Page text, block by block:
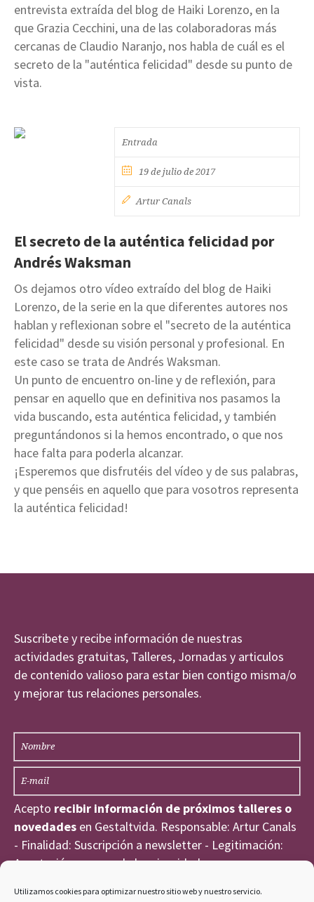
Utilizamos cookies para optimizar nuestro sitio web y nuestro servicio.
entrevista extraída del blog de Haiki Lorenzo, en la
que Grazia Cecchini, una de las colaboradoras más
cercanas de Claudio Naranjo, nos habla de cuál es el
secreto de la "auténtica felicidad" desde su punto de
vista.
Entrada
19 de julio de 2017
Artur Canals
El secreto de la auténtica felicidad por
Andrés Waksman
Os dejamos otro vídeo extraído del blog de Haiki
Lorenzo, de la serie en la que diferentes autores nos
hablan y reflexionan sobre el "secreto de la auténtica
felicidad" desde su visión personal y profesional. En
este caso se trata de Andrés Waksman.
Un punto de encuentro on-line y de reflexión, para
pensar en aquello que en definitiva nos pasamos la
vida buscando, esta auténtica felicidad, y también
preguntándonos si la hemos encontrado, o que nos
hace falta para poderla alcanzar.
¡Esperemos que disfrutéis del vídeo y de sus palabras,
y que penséis en aquello que para vosotros representa
la auténtica felicidad!
Suscribete y recibe información de nuestras
actividades gratuitas, Talleres, Jornadas y articulos
de contenido valioso para estar bien contigo misma/o
y mejorar tus relaciones personales.
Acepto recibir información de próximos talleres o
novedades en Gestaltvida. Responsable: Artur Canals
- Finalidad: Suscripción a newsletter - Legitimación:
Aceptación expresa de la privacidad
He leído y acepto la
Política de Privacidad